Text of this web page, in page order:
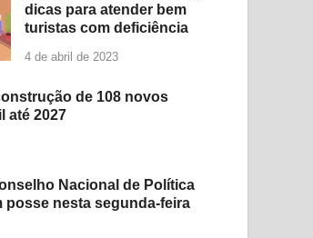
dicas para atender bem
turistas com deficiência
4 de abril de 2023
de 108 novos
até 2027
Nacional de Política
posse nesta segunda-feira